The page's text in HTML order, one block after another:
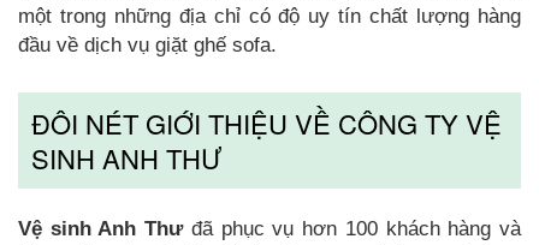
một trong những địa chỉ có độ uy tín chất lượng hàng
đầu về dịch vụ giặt ghế sofa.
ĐÔI NÉT GIỚI THIỆU VỀ CÔNG TY VỆ
SINH ANH THƯ
Vệ sinh Anh Thưđã phục vụ hơn 100 khách hàng và